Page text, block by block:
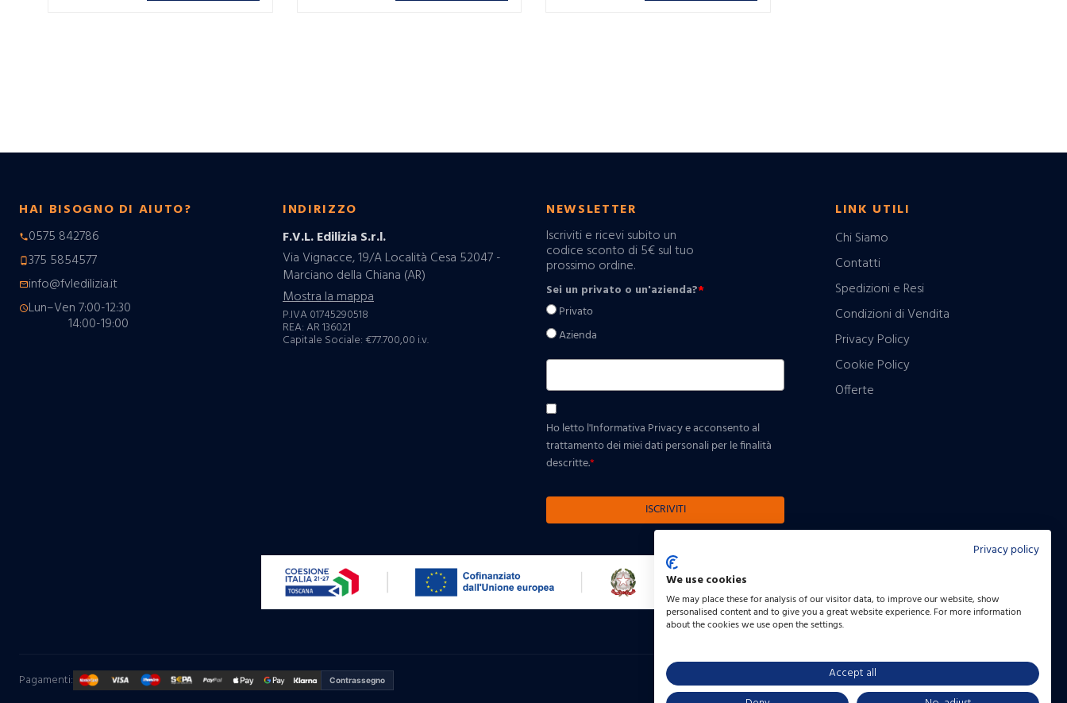
HAI BISOGNO DI AIUTO?
phone0575 842786
phone_android375 5854577
mail_outlineinfo@fvledilizia.it
scheduleLun–Ven 7:00-12:30
14:00-19:00
INDIRIZZO
F.V.L. Edilizia S.r.l.
Via Vignacce, 19/A Località Cesa 52047 -
Marciano della Chiana (AR)
Mostra la mappa
P.IVA 01745290518
REA: AR 136021
Capitale Sociale: €77.700,00 i.v.
NEWSLETTER
Iscriviti e ricevi subito un
codice sconto di 5€ sul tuo
prossimo ordine.
Sei un privato o un'azienda?*
Privato
Azienda
Ho letto l'Informativa Privacy e acconsento al
trattamento dei miei dati personali per le finalità
descritte.*
ISCRIVITI
LINK UTILI
Chi Siamo
Contatti
Spedizioni e Resi
Condizioni di Vendita
Privacy Policy
Cookie Policy
Offerte
Pagamenti: Contrassegno Seguici: Instagram
Privacy policy
We use cookies
We may place these for analysis of our visitor data, to improve our website, show
personalised content and to give you a great website experience. For more information
about the cookies we use open the settings.
Accept all